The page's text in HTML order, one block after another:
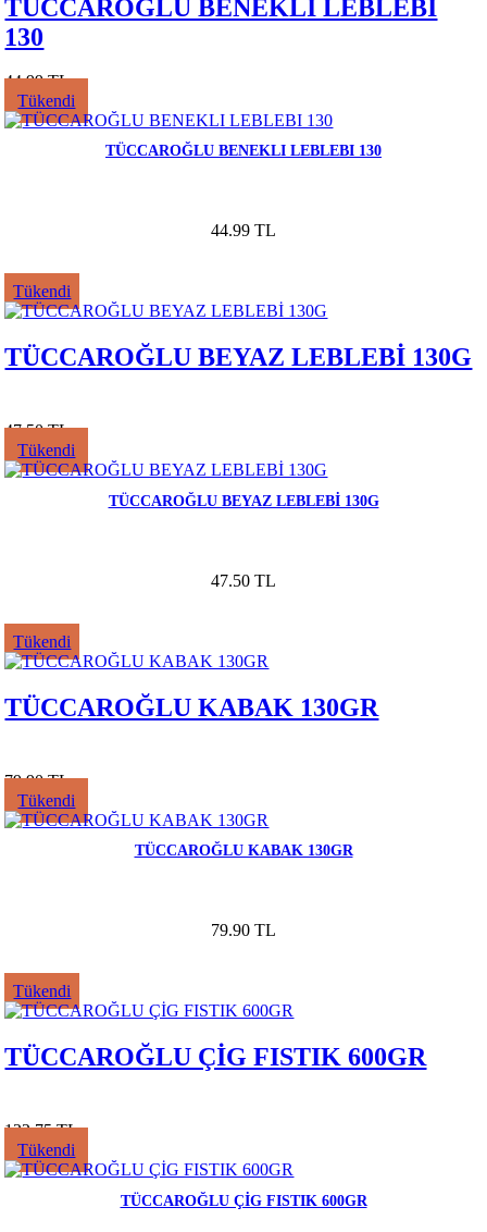
TÜCCAROĞLU BENEKLI LEBLEBI
130
44.99 TL
Tükendi
TÜCCAROĞLU BENEKLI LEBLEBI 130
44.99 TL
Tükendi
TÜCCAROĞLU BEYAZ LEBLEBİ 130G
47.50 TL
Tükendi
TÜCCAROĞLU BEYAZ LEBLEBİ 130G
47.50 TL
Tükendi
TÜCCAROĞLU KABAK 130GR
79.90 TL
Tükendi
TÜCCAROĞLU KABAK 130GR
79.90 TL
Tükendi
TÜCCAROĞLU ÇİG FISTIK 600GR
122.75 TL
Tükendi
TÜCCAROĞLU ÇİG FISTIK 600GR